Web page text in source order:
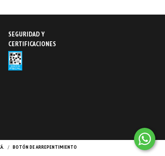
SEGURIDAD Y
CERTIFICACIONES
/ BOTÓN DE ARREPENTIMIENTO